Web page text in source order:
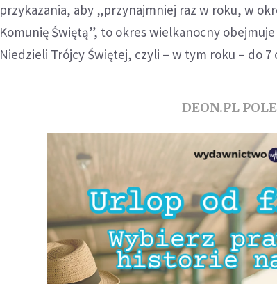
przykazania, aby „przynajmniej raz w roku, w
Komunię Świętą”, to okres wielkanocny
Niedzieli Trójcy Świętej, czyli – w tym roku – do 7
DEON.PL